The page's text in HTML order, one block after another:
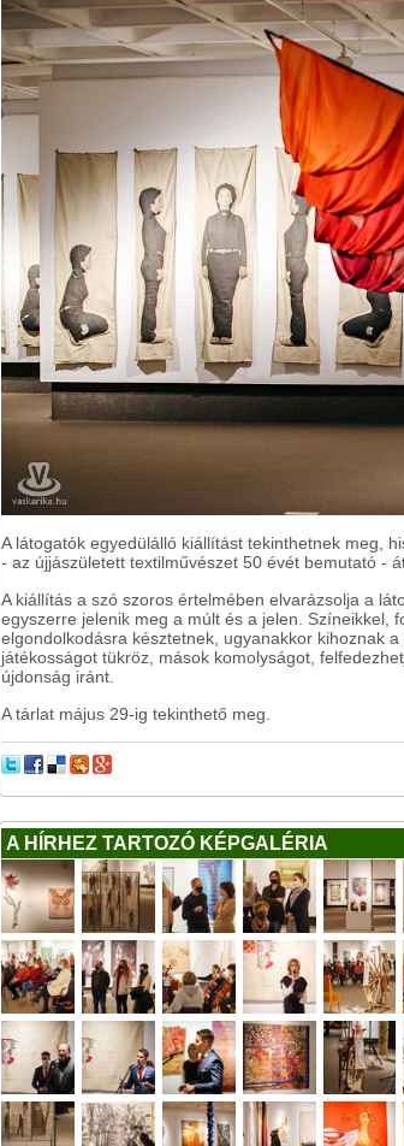
A látogatók egyedülálló kiállítást tekinthetnek meg,
- az újjászületett textilművészet 50 évét bemutató -
A kiállítás a szó szoros értelmében elvarázsolja a
egyszerre jelenik meg a múlt és a jelen. Színeikkel,
elgondolkodásra késztetnek, ugyanakkor kihoznak
játékosságot tükröz, mások komolyságot,
újdonság iránt.
A tárlat május 29-ig tekinthető meg.
A HÍRHEZ TARTOZÓ KÉPGALÉRIA